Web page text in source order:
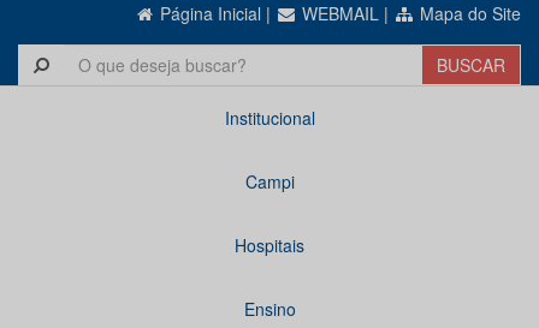
Página Inicial | WEBMAIL | Mapa do Site
Institucional
Campi
Hospitais
Ensino